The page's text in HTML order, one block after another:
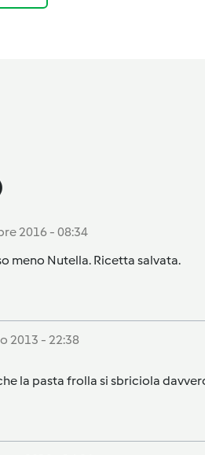
2016 - 08:34
meno Nutella. Ricetta salvata.
2013 - 22:38
la pasta frolla si sbriciola